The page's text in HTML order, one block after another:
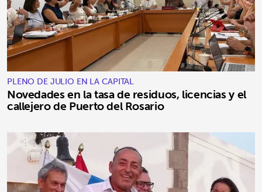
PLENO DE JULIO EN LA CAPITAL
Novedades en la tasa de residuos, licencias y el
callejero de Puerto del Rosario